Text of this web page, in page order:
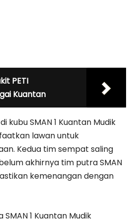
PETI
Kuantan
kubu SMAN 1 Kuantan Mudik
lawan untuk
Kedua tim sempat saling
akhirnya tim putra SMAN
kemenangan dengan
1 Kuantan Mudik